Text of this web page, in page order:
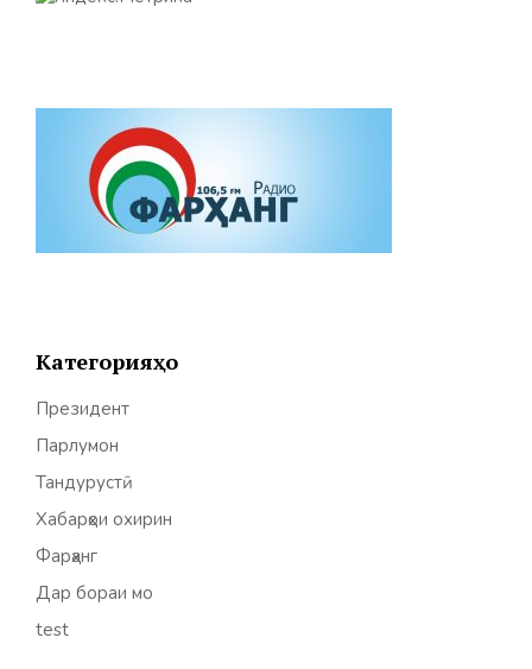
Категорияҳо
Президент
Парлумон
Тандурустӣ
Хабарҳои охирин
Фарҳанг
Дар бораи мо
test